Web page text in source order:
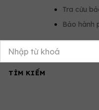
Tra cứu
Bảo hành
TÌM KIẾM